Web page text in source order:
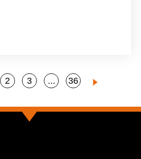
Next
Go
to
2
Go
to
3
Go
4
Go
to
36